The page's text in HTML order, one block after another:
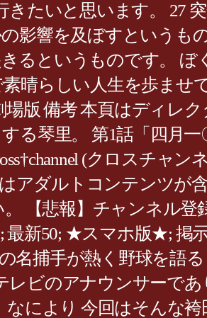
きたいと思います。 27
影響を及ぼすというも
るというものです。 ぼ
晴らしい人生を歩ませ
版 備考 本頁はディレク
る琴里。 第1話「四月一
(クロスチャン
アダルトコンテンツが
【悲報】チャンネル登
最新50; ★スマホ版★; 掲
名捕手が熱く野球を語る
ビのアナウンサーであ
により 今回はそんな袴